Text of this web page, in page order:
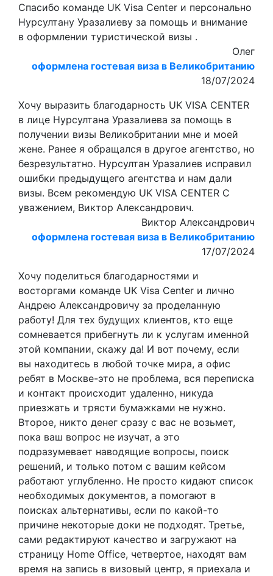
Спасибо команде UK Visa Center и персонально
Нурсултану Уразалиеву за помощь и внимание
в оформлении туристической визы .
Олег
оформлена гостевая виза в Великобританию
18/07/2024
Хочу выразить благодарность UK VISA CENTER
в лице Нурсултана Уразалиева за помощь в
получении визы Великобритании мне и моей
жене. Ранее я обращался в другое агентство, но
безрезультатно. Нурсултан Уразалиев исправил
ошибки предыдущего агентства и нам дали
визы. Всем рекомендую UK VISA CENTER С
уважением, Виктор Александрович.
Виктор Александрович
оформлена гостевая виза в Великобританию
17/07/2024
Хочу поделиться благодарностями и
восторгами команде UK Visa Center и лично
Андрею Александровичу за проделанную
работу! Для тех будущих клиентов, кто еще
сомневается прибегнуть ли к услугам именной
этой компании, скажу да! И вот почему, если
вы находитесь в любой точке мира, а офис
ребят в Москве-это не проблема, вся переписка
и контакт происходит удаленно, никуда
приезжать и трясти бумажками не нужно.
Второе, никто денег сразу с вас не возьмет,
пока ваш вопрос не изучат, а это
подразумевает наводящие вопросы, поиск
решений, и только потом с вашим кейсом
работают углубленно. Не просто кидают список
необходимых документов, а помогают в
поисках альтернативы, если по какой-то
причине некоторые доки не подходят. Третье,
сами редактируют качество и загружают на
страницу Home Office, четвертое, находят вам
время на запись в визовый центр, я приехала и